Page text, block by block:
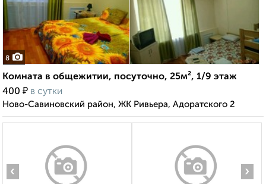
8
Комната в общежитии, посуточно, 25м², 1/9 этаж
400 ₽ в сутки
Ново-Савиновский район, ЖК Ривьера, Адоратского 2
‹ ›